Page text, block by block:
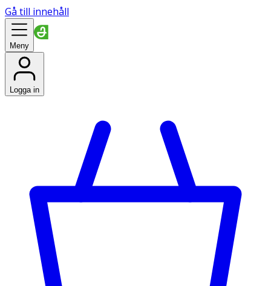
Gå till innehåll
Meny
Logga in